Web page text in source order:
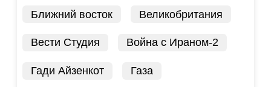
Ближний восток Великобритания
Вести Студия Война с Ираном-2
Гади Айзенкот Газа